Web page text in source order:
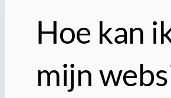
Hoe kan
mijn